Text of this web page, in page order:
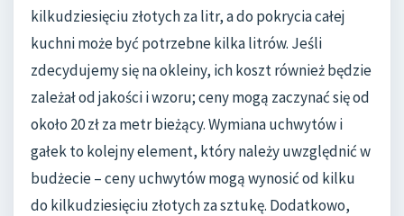
kilkudziesięciu złotych za litr, a do pokrycia całej
kuchni może być potrzebne kilka litrów. Jeśli
zdecydujemy się na okleiny, ich koszt również będzie
zależał od jakości i wzoru; ceny mogą zaczynać się od
około 20 zł za metr bieżący. Wymiana uchwytów i
gałek to kolejny element, który należy uwzględnić w
budżecie – ceny uchwytów mogą wynosić od kilku
do kilkudziesięciu złotych za sztukę. Dodatkowo,